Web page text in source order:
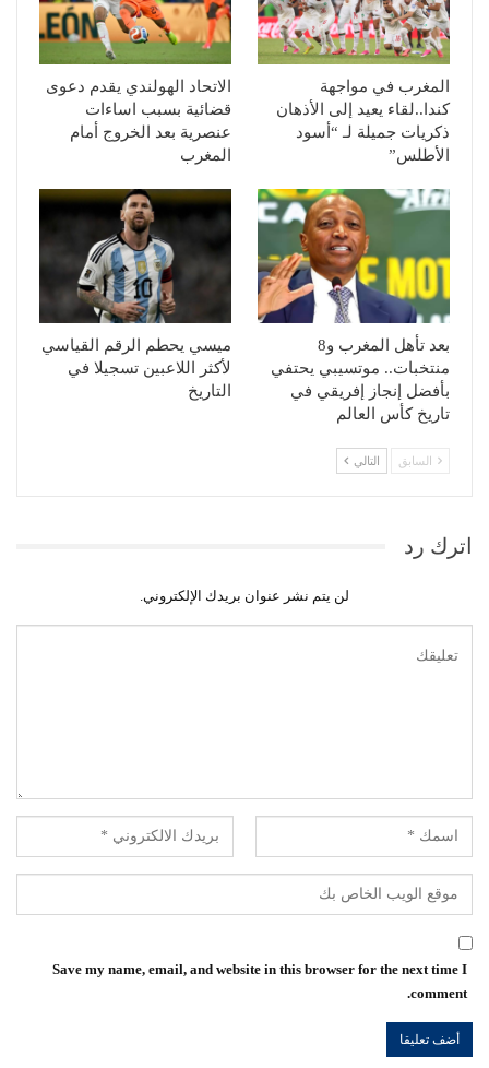
المغرب في مواجهة
كندا..لقاء يعيد إلى الأذهان
ذكريات جميلة لـ “أسود
الأطلس”
الاتحاد الهولندي يقدم دعوى
قضائية بسبب اساءات
عنصرية بعد الخروج أمام
المغرب
بعد تأهل المغرب و8
منتخبات.. موتسيبي يحتفي
بأفضل إنجاز إفريقي في
تاريخ كأس العالم
ميسي يحطم الرقم القياسي
لأكثر اللاعبين تسجيلا في
التاريخ
السابق التالي
اترك رد
لن يتم نشر عنوان بريدك الإلكتروني.
Save my name, email, and website in this browser for the next time I
comment.